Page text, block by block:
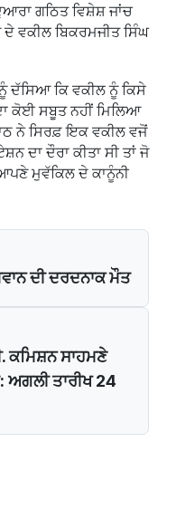
ਗਠਿਤ ਵਿਸ਼ੇਸ਼ ਜਾਂਚ
ਵਕੀਲ ਬਿਕਰਮਜੀਤ ਸਿੰਘ
ਕਿ ਵਕੀਲ ਨੂੰ ਕਿਸੇ
ਕੋਈ ਸਬੂਤ ਨਹੀਂ ਮਿਲਿਆ
ਨੇ ਸਿਰਫ਼ ਇਕ ਵਕੀਲ ਵਜੋਂ
ਦਾ ਦੌਰਾ ਕੀਤਾ ਸੀ ਤਾਂ ਜੋ
ਮੁਵੱਕਿਲ ਦੇ ਕਾਨੂੰਨੀ
ਦੀ ਦਰਦਨਾਕ ਮੌਤ
ਕਮਿਸ਼ਨ ਸਾਹਮਣੇ
ਅਗਲੀ ਤਾਰੀਖ 24